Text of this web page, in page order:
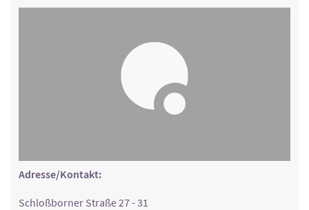
Adresse/Kontakt:
Schloßborner Straße 27 - 31